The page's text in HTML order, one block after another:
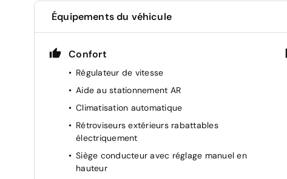
Équipements du véhicule
Confort
Régulateur de vitesse
Aide au stationnement AR
Climatisation automatique
Rétroviseurs extérieurs rabattables
électriquement
Siège conducteur avec réglage manuel en
hauteur